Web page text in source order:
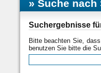
Suche nach
Suchergebnisse
Bitte beachten Sie,
benutzen Sie bitte die